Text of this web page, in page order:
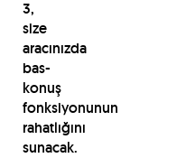
3,
size
aracınızda
bas-
konuş
fonksiyonunun
rahatlığını
sunacak.